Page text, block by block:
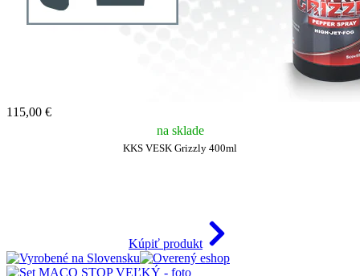
115,00 €
na sklade
KKS VESK Grizzly 400ml
Kúpiť produkt